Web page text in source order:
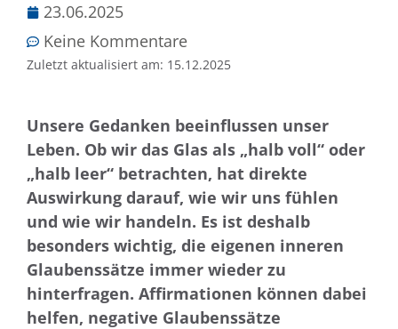
23.06.2025
Keine Kommentare
Zuletzt aktualisiert am: 15.12.2025
Unsere Gedanken beeinflussen unser
Leben. Ob wir das Glas als „halb voll“ oder
„halb leer“ betrachten, hat direkte
Auswirkung darauf, wie wir uns fühlen
und wie wir handeln. Es ist deshalb
besonders wichtig, die eigenen inneren
Glaubenssätze immer wieder zu
hinterfragen. Affirmationen können dabei
helfen, negative Glaubenssätze